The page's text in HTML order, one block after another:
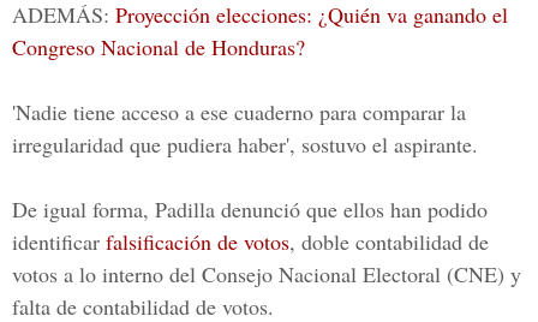
ADEMÁS: Proyección elecciones: ¿Quién va ganando el
Congreso Nacional de Honduras?
'Nadie tiene acceso a ese cuaderno para comparar la
irregularidad que pudiera haber', sostuvo el aspirante.
De igual forma, Padilla denunció que ellos han podido
identificar falsificación de votos, doble contabilidad de
votos a lo interno del Consejo Nacional Electoral (CNE) y
falta de contabilidad de votos.